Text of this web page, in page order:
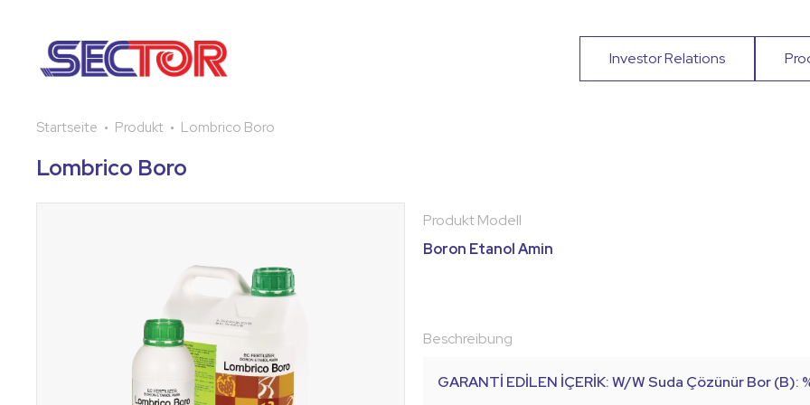
Investor Relations
Startseite Produkt Lombrico Boro
Lombrico Boro
Produkt Modell
Boron Etanol Amin
Beschreibung
GARANTİ EDİLEN İÇERİK: W/W Suda Çözünür Bor (B):